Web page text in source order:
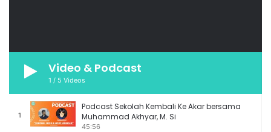
Video & Podcast
1 / 5 Videos
1
Podcast Sekolah Kembali Ke Akar bersama
Muhammad Akhyar, M. Si
45:56